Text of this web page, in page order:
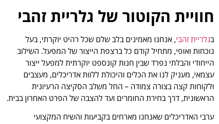
חוויית הקוטור של גלריית זהבי
בגלריית זהבי, אנחנו מאמינים בלב שלם שכל רהיט יוקרתי, בעל
נוכחות ואופי, מתחיל קודם כל ברצפת הייצור של המפעל. השילוב
הייחודי והבלתי נפרד שבין חנות קונספט יוקרתית למפעל ייצור
עצמאי, מעניק לנו את הכלים והיכולת ללוות אדריכלים, מעצבים
ולקוחות קצה בצורה צמודה – החל משלב הסקיצה הרעיונית
הראשונית, דרך בחירת החומרים ועד להצבה של הפרט האחרון בבית.
ערבי האדריכלים שאנחנו מארחים בקביעות והשיח המקצועי